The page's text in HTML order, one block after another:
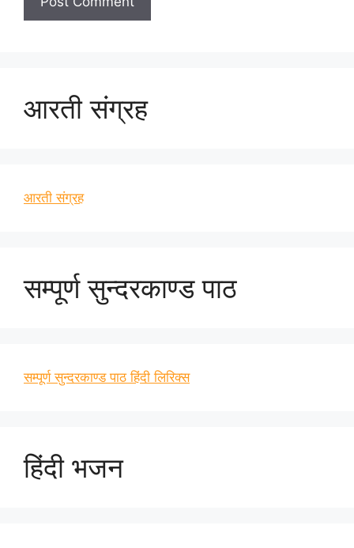
आरती संग्रह
आरती संग्रह
सम्पूर्ण सुन्दरकाण्ड पाठ
सम्पूर्ण सुन्दरकाण्ड पाठ हिंदी लिरिक्स
हिंदी भजन